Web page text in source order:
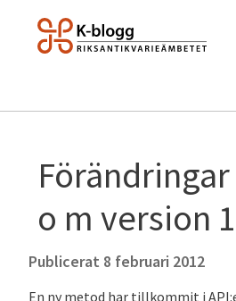
o m version
Publicerat 8 februari 2012
En ny metod har tillkommit i